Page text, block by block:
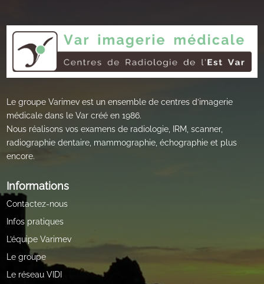
Le groupe Varimev est un ensemble de centres d’imagerie
médicale dans le Var créé en 1986.
Nous réalisons vos examens de radiologie, IRM, scanner,
radiographie dentaire, mammographie, échographie et plus
encore.
Informations
Contactez-nous
Infos pratiques
L’équipe Varimev
Le groupe
Le réseau VIDI